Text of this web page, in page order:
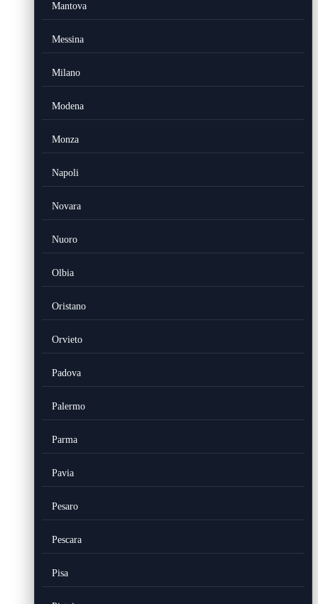
Mantova
Messina
Milano
Modena
Monza
Napoli
Novara
Nuoro
Olbia
Oristano
Orvieto
Padova
Palermo
Parma
Pavia
Pesaro
Pescara
Pisa